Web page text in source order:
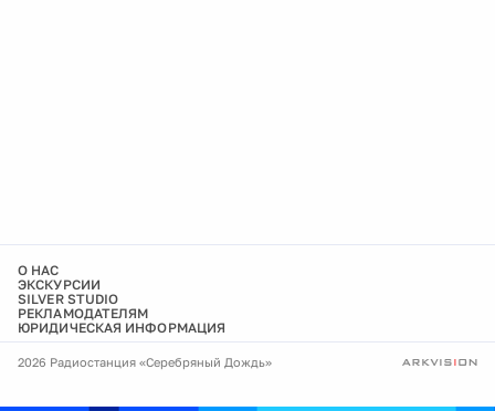
О НАС
ЭКСКУРСИИ
SILVER STUDIO
РЕКЛАМОДАТЕЛЯМ
ЮРИДИЧЕСКАЯ ИНФОРМАЦИЯ
2026 Радиостанция «Серебряный Дождь»